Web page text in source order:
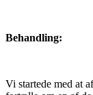
Behandling:
Vi startede med at